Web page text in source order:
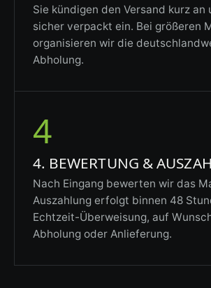
Sie kündigen den Versand kurz an
sicher verpackt ein. Bei größeren
organisieren wir die
Abholung.
4
4. BEWERTUNG &
Nach Eingang bewerten wir das
Auszahlung erfolgt binnen 48
Echtzeit-Überweisung, auf
Abholung oder Anlieferung.